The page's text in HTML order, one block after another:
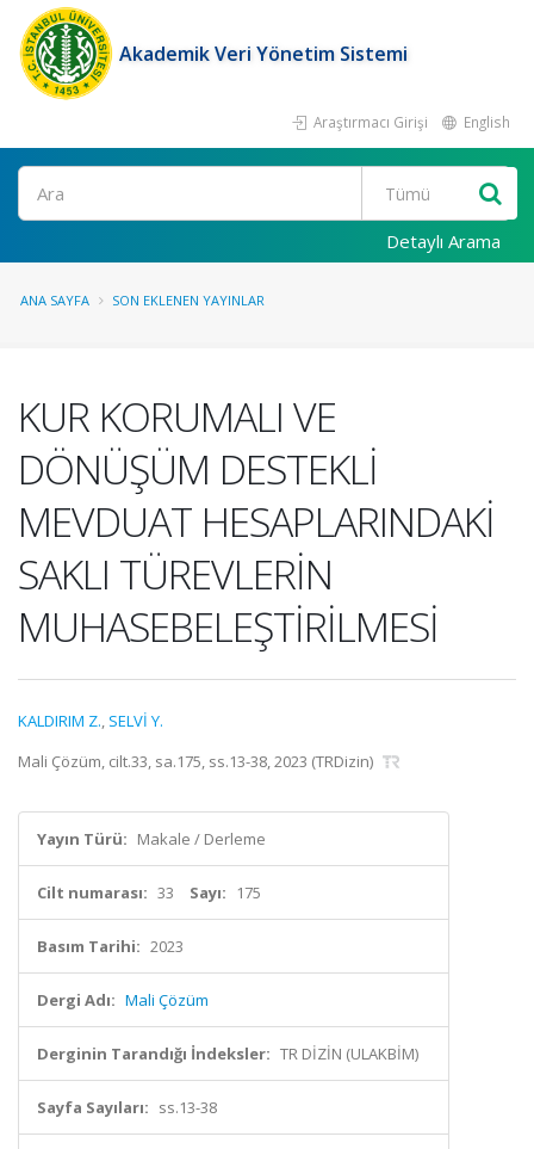
Akademik Veri Yönetim Sistemi
Araştırmacı Girişi English
Ara
Detaylı Arama
ANA SAYFA SON EKLENEN YAYINLAR
KUR KORUMALI VE
DÖNÜŞÜM DESTEKLİ
MEVDUAT HESAPLARINDAKİ
SAKLI TÜREVLERİN
MUHASEBELEŞTİRİLMESİ
KALDIRIM Z., SELVİ Y.
Mali Çözüm, cilt.33, sa.175, ss.13-38, 2023 (TRDizin)
Yayın Türü: Makale / Derleme
Cilt numarası: 33 Sayı: 175
Basım Tarihi: 2023
Dergi Adı: Mali Çözüm
Derginin Tarandığı İndeksler: TR DİZİN (ULAKBİM)
Sayfa Sayıları: ss.13-38